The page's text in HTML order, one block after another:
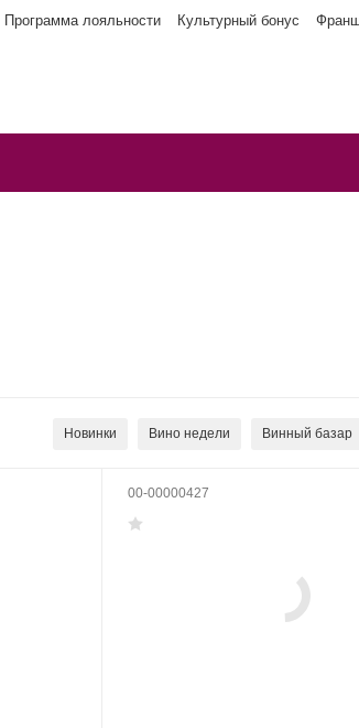
Программа лояльности Культурный бонус
Новинки Вино недели Винный базар
00-00000427